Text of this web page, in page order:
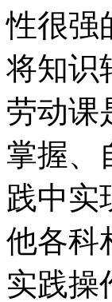
性很强
将知识
劳动课
掌握、
践中实
他各科
实践操